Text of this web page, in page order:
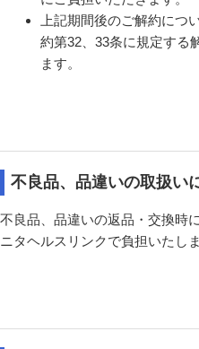
上記期間後のご解約につ
約第32、33条に規定する
ます。
不良品、品違いの取扱い
不良品、品違いの返品・交換時
ニタヘルスリンクで負担いたしま